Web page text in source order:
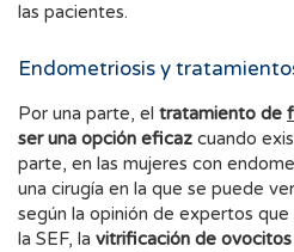
las pacientes.
Endometriosis y
Por una parte, el tratamiento de
ser una opción eficaz cuando
parte, en las mujeres con
una cirugía en la que se puede
según la opinión de expertos
la SEF, la vitrificación de